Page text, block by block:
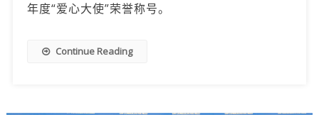
年度“爱心大使”荣誉称号。
Continue Reading